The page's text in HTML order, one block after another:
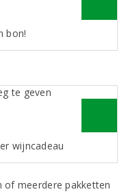
bon!
wijncadeau
of meerdere pakketten